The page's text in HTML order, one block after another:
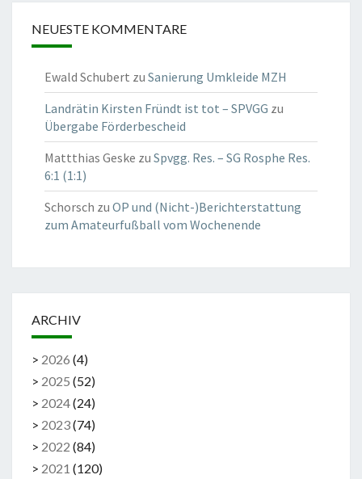
NEUESTE KOMMENTARE
Ewald Schubert zu Sanierung Umkleide MZH
Landrätin Kirsten Fründt ist tot – SPVGG zu
Übergabe Förderbescheid
Mattthias Geske zu Spvgg. Res. – SG Rosphe Res.
6:1 (1:1)
Schorsch zu OP und (Nicht-)Berichterstattung
zum Amateurfußball vom Wochenende
ARCHIV
> 2026 (4)
> 2025 (52)
> 2024(24)
> 2023(74)
> 2022 (84)
> 2021 (120)